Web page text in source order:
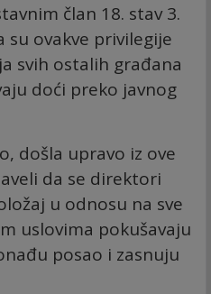
član 18. stav 3.
ovakve privilegije
svih ostalih građana
doći preko javnog
došla upravo iz ove
da se direktori
u odnosu na sve
uslovima pokušavaju
posao i zasnuju